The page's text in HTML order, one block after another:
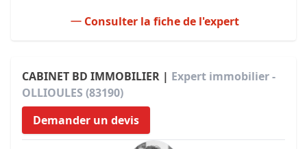
Consulter la fiche de l'expert
CABINET BD IMMOBILIER | Expert immobilier -
OLLIOULES (83190)
Demander un devis